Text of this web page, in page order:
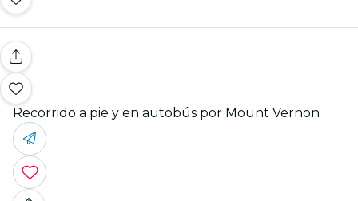
Recorrido a pie y en autobús por Mount Vernon